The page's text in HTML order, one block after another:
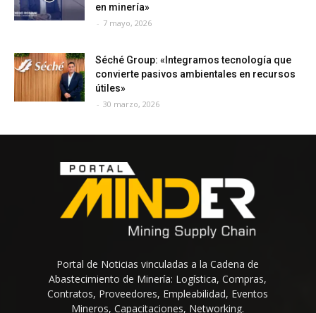
en minería»
- 7 mayo, 2026
Séché Group: «Integramos tecnología que
convierte pasivos ambientales en recursos
útiles»
- 30 marzo, 2026
Portal de Noticias vinculadas a la Cadena de
Abastecimiento de Minería: Logística, Compras,
Contratos, Proveedores, Empleabilidad, Eventos
Mineros, Capacitaciones, Networking.